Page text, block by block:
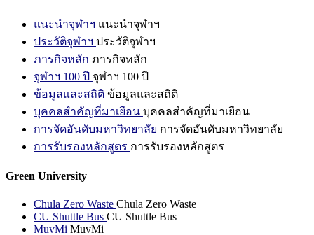
แนะนำจุฬาฯ แนะนำจุฬาฯ
ประวัติจุฬาฯ ประวัติจุฬาฯ
ภารกิจหลัก ภารกิจหลัก
จุฬาฯ 100 ปี จุฬาฯ 100 ปี
ข้อมูลและสถิติ ข้อมูลและสถิติ
บุคคลสำคัญที่มาเยือน บุคคลสำคัญที่มาเยือน
การจัดอันดับมหาวิทยาลัย การจัดอันดับมหาวิทยาลัย
การรับรองหลักสูตร การรับรองหลักสูตร
Green University
Chula Zero Waste Chula Zero Waste
CU Shuttle Bus CU Shuttle Bus
MuvMi MuvMi